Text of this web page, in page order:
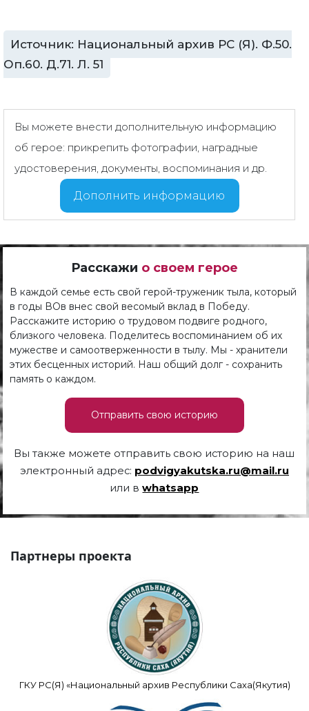
Источник: Национальный архив РС (Я). Ф.50.
Оп.60. Д.71. Л. 51
Вы можете внести дополнительную информацию
об герое: прикрепить фотографии, наградные
удостоверения, документы, воспоминания и др.
Дополнить информацию
Расскажи о своем герое
В каждой семье есть свой герой-труженик тыла, который
в годы ВОв внес свой весомый вклад в Победу.
Расскажите историю о трудовом подвиге родного,
близкого человека. Поделитесь воспоминанием об их
мужестве и самоотверженности в тылу. Мы - хранители
этих бесценных историй. Наш общий долг - сохранить
память о каждом.
Отправить свою историю
Вы также можете отправить свою историю на наш
электронный адрес: podvigyakutska.ru@mail.ru
или вwhatsapp
Партнеры проекта
ГКУ РС(Я) «Национальный архив Республики Саха(Якутия)